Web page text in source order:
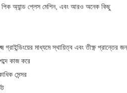
অ্যান্ড প্লেস মেশিন, এবং আরও অনেক কিছু
মাধ্যমে স্থায়িত্ব এবং তীক্ষ্ণ প্রান্তের
কাজ করে
সেন্সর